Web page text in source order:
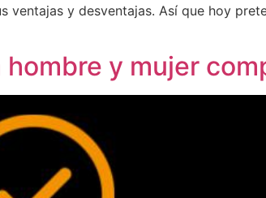
y desventajas. Así que hoy
y mujer